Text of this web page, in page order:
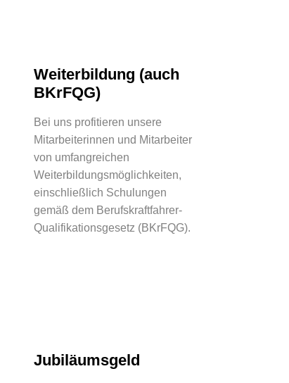
Weiterbildung (auch
BKrFQG)
Bei uns profitieren unsere
Mitarbeiterinnen und Mitarbeiter
von umfangreichen
Weiterbildungsmöglichkeiten,
einschließlich Schulungen
gemäß dem Berufskraftfahrer-
Qualifikationsgesetz (BKrFQG).
Jubiläumsgeld